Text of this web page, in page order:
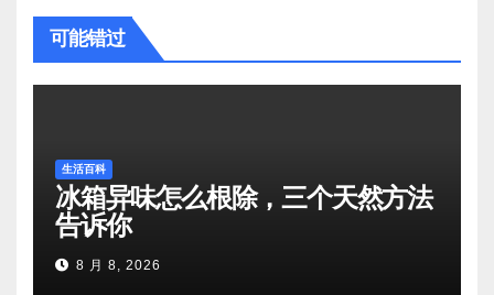
可能错过
生活百科
冰箱异味怎么根除，三个天然方法
告诉你
8 月 8, 2026